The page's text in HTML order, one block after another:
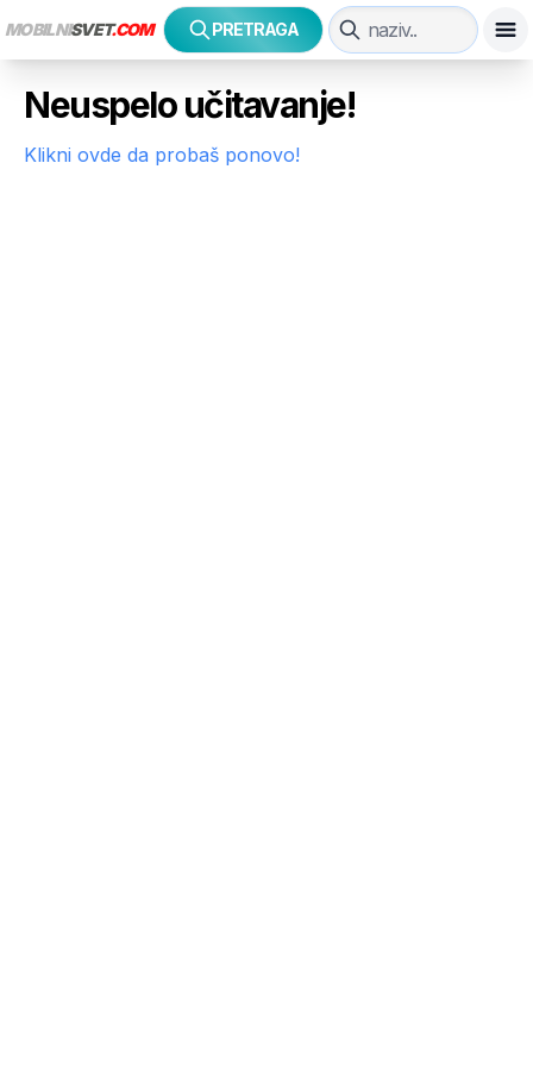
MOBILNISVET.COM PRETRAGA
Neuspelo učitavanje!
Klikni ovde da probaš ponovo!